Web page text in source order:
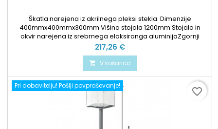
Škatla narejena iz akrilnega pleksi stekla. Dimenzije
400mmx400mmx300mm Višina stojala 1200mm Stojalo in
okvir narejena iz srebrnega eloksiranga aluminijaZgornji
pokrov ima ključavnico.Na steklo se lahko doda komunikacije.
Cena
217,26 €
 V košarico
Pri dobavitelju! Pošlji povpraševanje!
favorite_border